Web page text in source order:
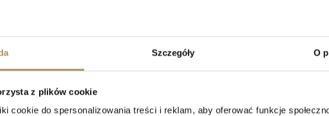
Szczegóły O
z plików cookie
cookie do spersonalizowania treści i reklam, aby oferować funkcje
o charakterystycznym kształcie “poduszki” oraz wspaniałą kobaltową tarczą
złote spinki do mankietów i brelok z niebieskim emaliowanym
są bardzo rzadkie. Powstawały w ograniczonych ilościach i tylko dla wybranych
– to część historii luksusowego zegarmistrzostwa, która łączy dziedzictwo
inwestycją, ale również symbolem prestiżu i elegancji. To ponadczasowy wybór